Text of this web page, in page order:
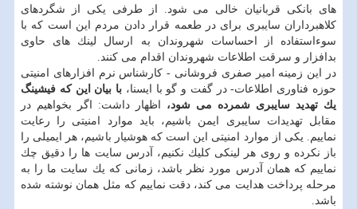
های بانكی قربانیان خالی می شود. از طرفی یكی از شگردهای
كلاهبرداران سایبری برای در طعمه قرار دادن مردم این است كه با
سوءاستفاده از احساسات شهروندان به ارسال لینك های حاوی
بدافزار و سرقت اطلاعات شهروندان اقدام می كنند.
در این زمینه امیر صفری فروشانی - كارشناس نرم افزارهای امنیتی
حوزه فناوری اطلاعات- در گفت و گو با ایسنا، با بیان این كه فیشینگ
یك تهدید سایبری شمرده می شود، اظهار داشت: اگر بخواهیم در
مقابل تهدیدات سایبری ایمن باشیم، باید موارد امنیتی را رعایت
نماییم. یكی از موارد امنیتی این است كه هوشیار باشیم، هر ایمیلی را
باز نكرده و روی هر لینكی كلیك نكنیم، آدرس سایت ها را دقیق چك
نماییم كه همان آدرس مورد نظر باشد، زمانی كه یك سایت ما را به
مرحله پرداخت هدایت می كند، دقت نماییم كه مثل همان نوشته شده
باشد.